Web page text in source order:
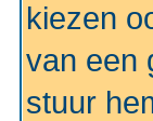
kiezen
van een
stuur